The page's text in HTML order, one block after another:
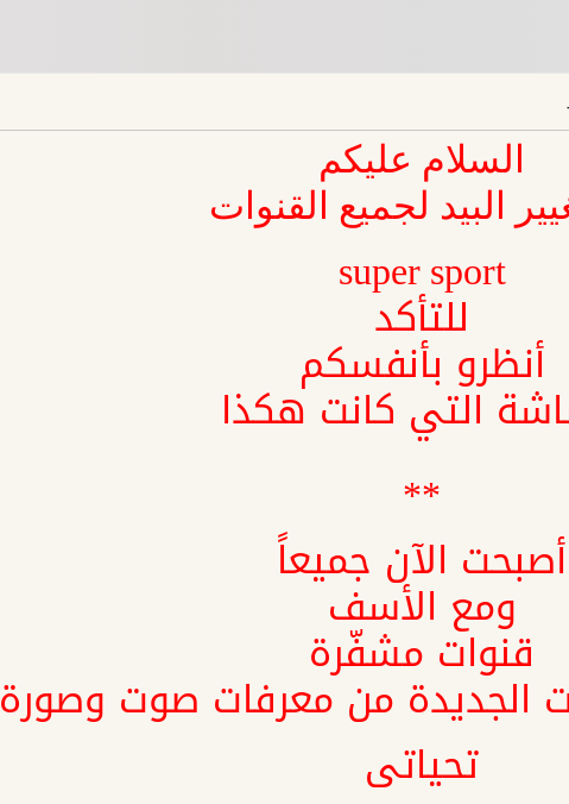
السلام عليكم
البيد لجميع القنوات
super sport
للتأكد
أنظرو بأنفسكم
التي كانت هكذا
**
أصبحت الآن جميعاً
ومع الأسف
قنوات مشفّرة
الجديدة من معرفات صوت وصورة
تحياتي